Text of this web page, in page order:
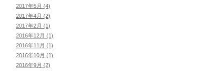
2017年5月 (4)
2017年4月 (2)
2017年2月 (1)
2016年12月 (1)
2016年11月 (1)
2016年10月 (1)
2016年9月 (2)